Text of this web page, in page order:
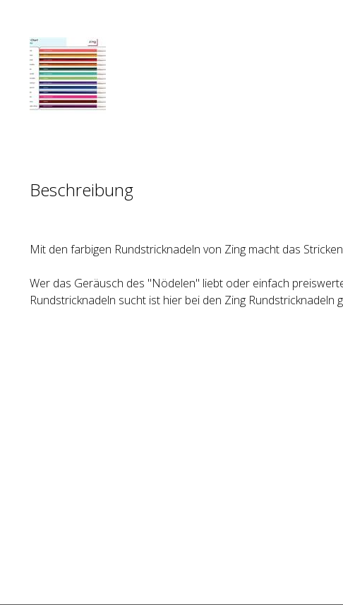
Beschreibung
Mit den farbigen Rundstricknadeln von Zing macht das
Wer das Geräusch des "Nödelen" liebt oder einfach
Rundstricknadeln sucht ist hier bei den Zing Rundstricknadeln